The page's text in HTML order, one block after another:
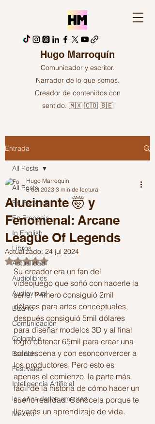
Hugo Marroquín
Comunicador y escritor.
Narrador de lo que somos.
Creador de contenidos con
sentido. 🇲🇽 🇨🇴 🇧🇪
Entrada
All Posts
En Español
En Français
In English
Libros
Actualidad
Audiolibros
Audiovisual
Bizarro
Comunicación
Colombia
Escribir
Festivales
Inteligencia Artificial
los años de los amantes
Mexico
All Posts
Alucinante 🤯 y
Fenomenal: Arcane
League Of Legends
Hugo Marroquin
8 oct 2023 3 min de lectura
Actualizado: 24 jul 2024
Obtuvo NaN de 5 estrellas.
Su creador era un fan del
videojuego que soñó con hacerle la
serie. Primero consiguió 2mil
dólares para artes conceptuales,
después consiguió 5mil dólares
para diseñar modelos 3D y al final
logró obtener 65mil para crear una
sola escena y con esonconvercer a
los productores. Pero esto es
apenas el comienzo, la parte más
fácil de la historia de cómo hacer un
sueńo realidad. Conócela porque te
llevarás un aprendizaje de vida.